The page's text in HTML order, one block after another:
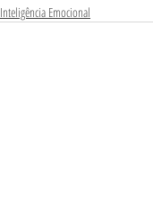
Inteligência Emocional